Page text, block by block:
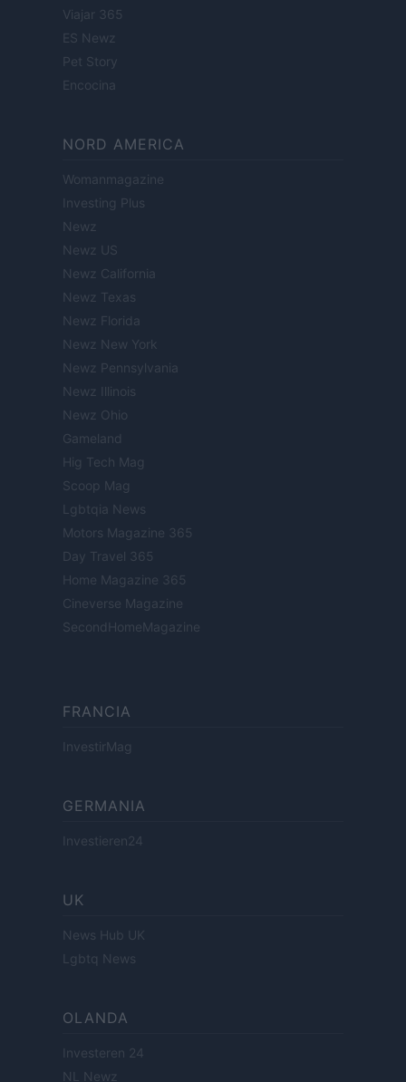
Viajar 365
ES Newz
Pet Story
Encocina
NORD AMERICA
Womanmagazine
Investing Plus
Newz
Newz US
Newz California
Newz Texas
Newz Florida
Newz New York
Newz Pennsylvania
Newz Illinois
Newz Ohio
Gameland
Hig Tech Mag
Scoop Mag
Lgbtqia News
Motors Magazine 365
Day Travel 365
Home Magazine 365
Cineverse Magazine
SecondHomeMagazine
FRANCIA
InvestirMag
GERMANIA
Investieren24
UK
News Hub UK
Lgbtq News
OLANDA
Investeren 24
NL Newz